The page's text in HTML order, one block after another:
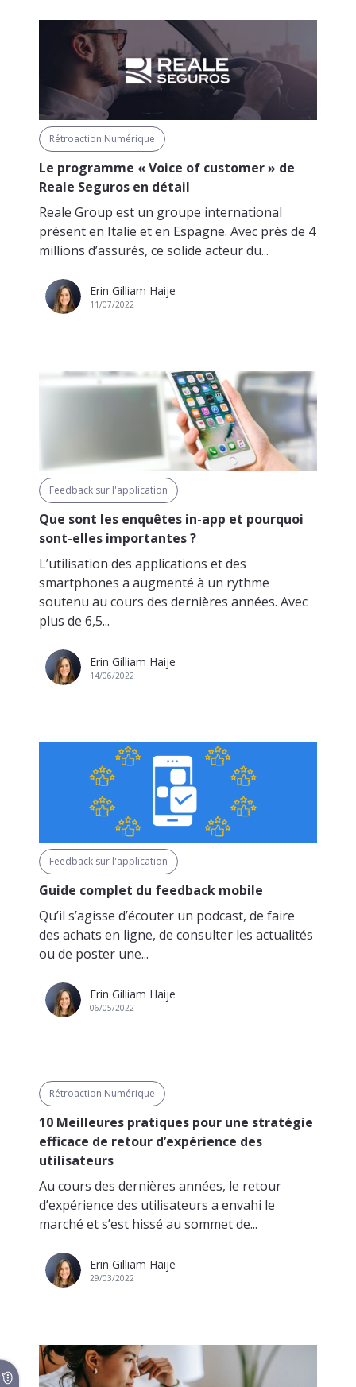
Rétroaction Numérique
Le programme « Voice of customer » de
Reale Seguros en détail
Reale Group est un groupe international
présent en Italie et en Espagne. Avec près de 4
millions d’assurés, ce solide acteur du...
Erin Gilliam Haije
11/07/2022
Feedback sur l'application
Que sont les enquêtes in-app et pourquoi
sont-elles importantes ?
L’utilisation des applications et des
smartphones a augmenté à un rythme
soutenu au cours des dernières années. Avec
plus de 6,5...
Erin Gilliam Haije
14/06/2022
Feedback sur l'application
Guide complet du feedback mobile
Qu’il s’agisse d’écouter un podcast, de faire
des achats en ligne, de consulter les actualités
ou de poster une...
Erin Gilliam Haije
06/05/2022
Rétroaction Numérique
10 Meilleures pratiques pour une stratégie
efficace de retour d’expérience des
utilisateurs
Au cours des dernières années, le retour
d’expérience des utilisateurs a envahi le
marché et s’est hissé au sommet de...
Erin Gilliam Haije
29/03/2022